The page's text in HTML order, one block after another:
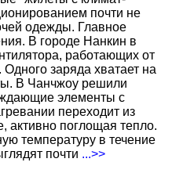
почти не
одежды. Главное
В городе Нанкин в
работающих от
заряда хватает на
В Чанчжоу решили
элементы с
переходит из
активно поглощая тепло.
температуру в течение
почти ...>>